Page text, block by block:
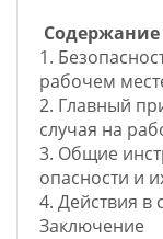
Содержание
1.
рабочем
2. Главный
случая на
3. Общие
опасности и
4. Действия в
Заключение